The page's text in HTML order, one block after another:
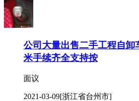
公司大量出售二手工程自卸
米手续齐全支持按
面议
2021-03-09[浙江省台州市]